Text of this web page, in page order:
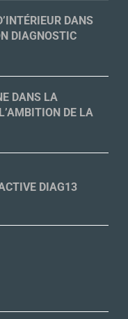
DANS
DIAGNOSTIC
DANS LA
DE LA
DIAG13